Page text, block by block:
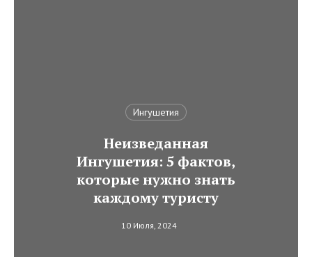
Ингушетия
Неизведанная
Ингушетия: 5 фактов,
которые нужно знать
каждому туристу
10 Июля, 2024